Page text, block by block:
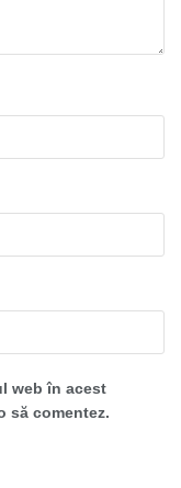
web în acest
să comentez.